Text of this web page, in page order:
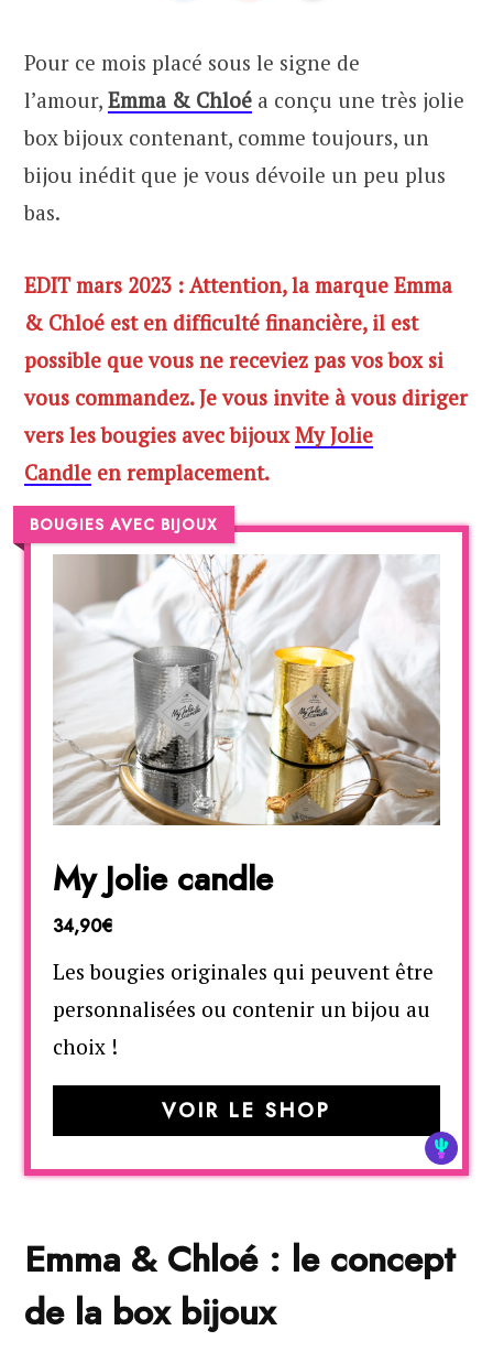
Pour ce mois placé sous le signe de
l’amour, Emma & Chloé a conçu une très jolie
box bijoux contenant, comme toujours, un
bijou inédit que je vous dévoile un peu plus
bas.
EDIT mars 2023 : Attention, la marque Emma
& Chloé est en difficulté financière, il est
possible que vous ne receviez pas vos box si
vous commandez. Je vous invite à vous diriger
vers les bougies avec bijoux My Jolie
Candle en remplacement.
BOUGIES AVEC BIJOUX
My Jolie candle
34,90€
Les bougies originales qui peuvent être
personnalisées ou contenir un bijou au
choix !
VOIR LE SHOP
Emma & Chloé : le concept
de la box bijoux